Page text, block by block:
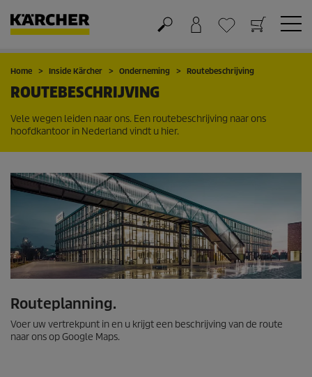
Winkelwagen
Wensenlijstje
Home Inside Kärcher Onderneming Routebeschrijving
ROUTEBESCHRIJVING
Vele wegen leiden naar ons. Een routebeschrijving naar ons
hoofdkantoor in Nederland vindt u hier.
Routeplanning.
Voer uw vertrekpunt in en u krijgt een beschrijving van de route
naar ons op Google Maps.